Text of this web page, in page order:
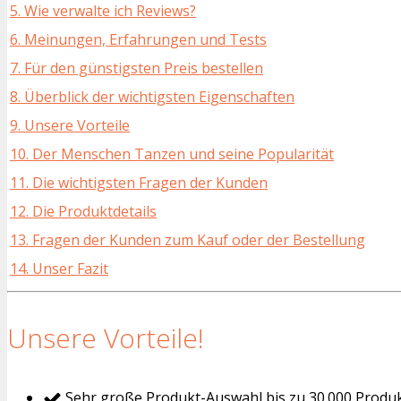
5. Wie verwalte ich Reviews?
6. Meinungen, Erfahrungen und Tests
7. Für den günstigsten Preis bestellen
8. Überblick der wichtigsten Eigenschaften
9. Unsere Vorteile
10. Der Menschen Tanzen und seine Popularität
11. Die wichtigsten Fragen der Kunden
12. Die Produktdetails
13. Fragen der Kunden zum Kauf oder der Bestellung
14. Unser Fazit
Unsere Vorteile!